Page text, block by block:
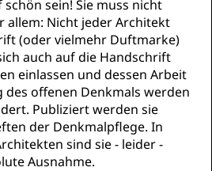
sein! Sie muss nicht
allem: Nicht jeder Architekt
(oder vielmehr Duftmarke)
auch auf die Handschrift
einlassen und dessen Arbeit
des offenen Denkmals werden
Publiziert werden sie
der Denkmalpflege. In
sind sie - leider -
Ausnahme.